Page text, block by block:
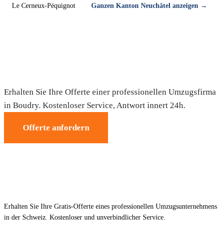
Le Cerneux-Péquignot Ganzen Kanton Neuchâtel anzeigen →
Erhalten Sie Ihre Offerte einer professionellen Umzugsfirma
in Boudry. Kostenloser Service, Antwort innert 24h.
Offerte anfordern
Erhalten Sie Ihre Gratis-Offerte eines professionellen Umzugsunternehmens
in der Schweiz. Kostenloser und unverbindlicher Service.